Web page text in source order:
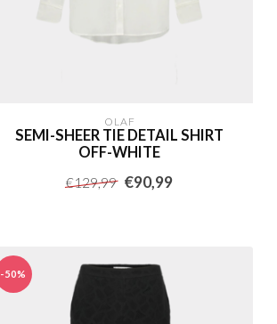
OLAF
SEMI-SHEER TIE DETAIL SHIRT
OFF-WHITE
€129,99 €90,99
-50%